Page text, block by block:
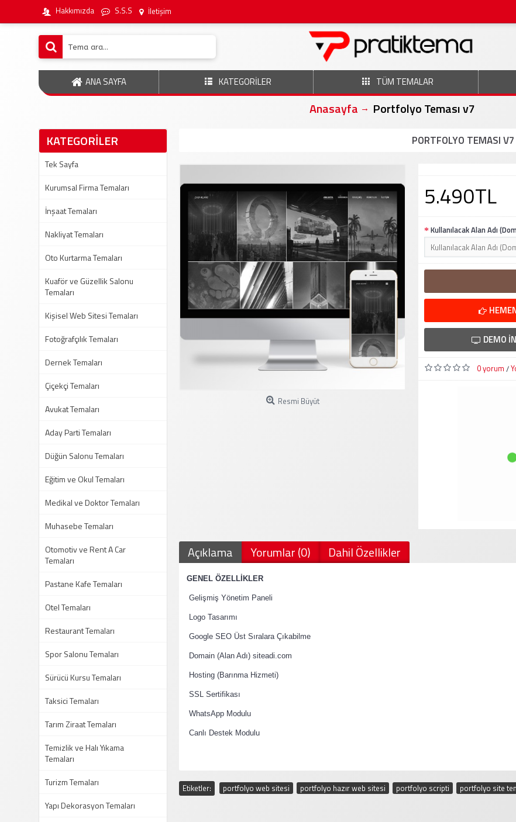
Hakkımızda S.S.S İletişim
ANA SAYFA KATEGORİLER TÜM TEMALAR
Anasayfa
Portfolyo Teması v7
KATEGORİLER
Tek Sayfa
Kurumsal Firma Temaları
İnşaat Temaları
Nakliyat Temaları
Oto Kurtarma Temaları
Kuaför ve Güzellik Salonu
Temaları
Kişisel Web Sitesi Temaları
Fotoğrafçılık Temaları
Dernek Temaları
Çiçekçi Temaları
Avukat Temaları
Aday Parti Temaları
Düğün Salonu Temaları
Eğitim ve Okul Temaları
Medikal ve Doktor Temaları
Muhasebe Temaları
Otomotiv ve Rent A Car
Temaları
Pastane Kafe Temaları
Otel Temaları
Restaurant Temaları
Spor Salonu Temaları
Sürücü Kursu Temaları
Taksici Temaları
Tarım Ziraat Temaları
Temizlik ve Halı Yıkama
Temaları
Turizm Temaları
Yapı Dekorasyon Temaları
PORTFOLYO TEMASI V7
Resmi Büyüt
5.490TL
Kullanılacak Alan Adı
DEMO
0 yorum /
Açıklama Yorumlar (0) Dahil Özellikler
GENEL ÖZELLİKLER
Gelişmiş Yönetim Paneli
Logo Tasarımı
Google SEO Üst Sıralara Çıkabilme
Domain (Alan Adı) siteadi.com
Hosting (Barınma Hizmeti)
SSL Sertifikası
WhatsApp Modulu
Canlı Destek Modulu
Etiketler: portfolyo web sitesi portfolyo hazır web sitesi portfolyo scripti portfolyo site